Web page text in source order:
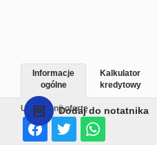
Dodaj do notatnika
Udostępnij ofertę
Informacje
ogólne
Kalkulator
kredytowy